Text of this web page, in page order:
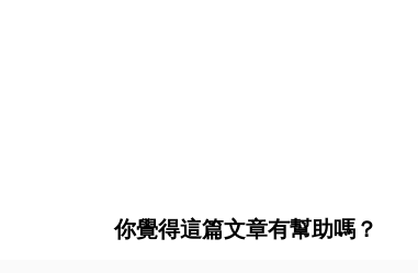
你覺得這篇文章有幫助嗎？